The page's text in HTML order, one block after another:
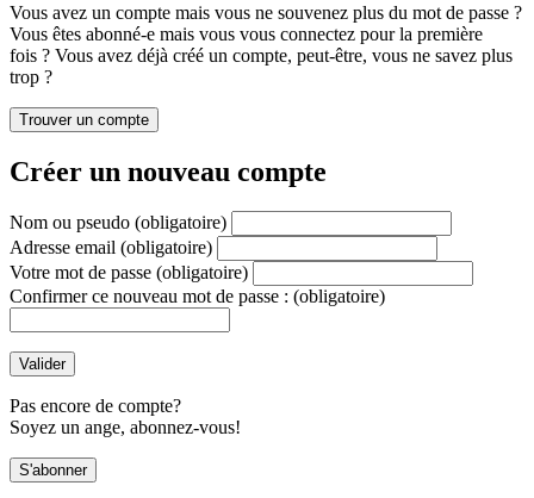
Vous avez un compte mais vous ne souvenez plus du mot de passe ?
Vous êtes abonné-e mais vous vous connectez pour la première
fois ? Vous avez déjà créé un compte, peut-être, vous ne savez plus
trop ?
Créer un nouveau compte
Nom ou pseudo (obligatoire)
Adresse email (obligatoire)
Votre mot de passe (obligatoire)
Confirmer ce nouveau mot de passe : (obligatoire)
Pas encore de compte?
Soyez un ange, abonnez-vous!